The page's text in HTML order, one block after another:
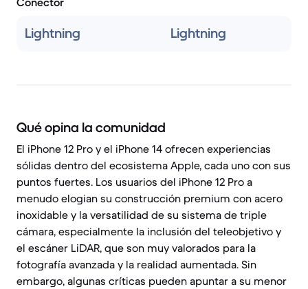
Lightning Lightning
Qué opina la comunidad
El iPhone 12 Pro y el iPhone 14 ofrecen experiencias
sólidas dentro del ecosistema Apple, cada uno con sus
puntos fuertes. Los usuarios del iPhone 12 Pro a
menudo elogian su construcción premium con acero
inoxidable y la versatilidad de su sistema de triple
cámara, especialmente la inclusión del teleobjetivo y
el escáner LiDAR, que son muy valorados para la
fotografía avanzada y la realidad aumentada. Sin
embargo, algunas críticas pueden apuntar a su menor